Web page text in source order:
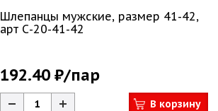
Шлепанцы мужские, размер 41-42,
арт С-20-41-42
192.40 ₽/пар
В корзину